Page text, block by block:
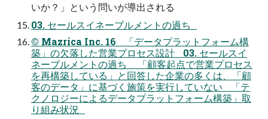
いか？」という問いが導出される
03. セールスイネーブルメントの過ち
© Mazrica Inc. 16 「データプラットフォーム構
築」の欠落した営業プロセス設計 03. セールスイ
ネーブルメントの過ち 「顧客起点で営業プロセス
を再構築している」と回答した企業の多くは、「顧
客のデータ」に基づく施策を実行していない 「テ
クノロジーによるデータプラットフォーム構築」取
り組み状況